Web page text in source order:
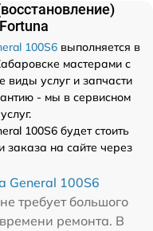
100S6 выполняется в
мастерами с
виды услуг и запчасти
- мы в сервисном
100S6 будет стоить
на сайте через
General 100S6
требует большого
ремонта. В